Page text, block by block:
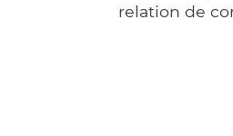
relation de